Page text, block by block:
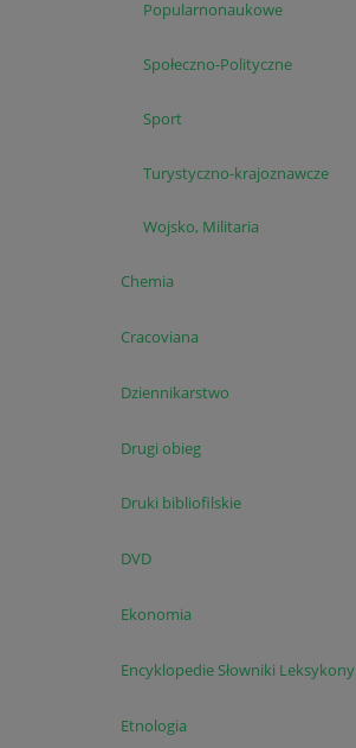
Popularnonaukowe
Społeczno-Polityczne
Sport
Turystyczno-krajoznawcze
Wojsko, Militaria
Chemia
Cracoviana
Dziennikarstwo
Drugi obieg
Druki bibliofilskie
DVD
Ekonomia
Encyklopedie Słowniki Leksykony
Etnologia